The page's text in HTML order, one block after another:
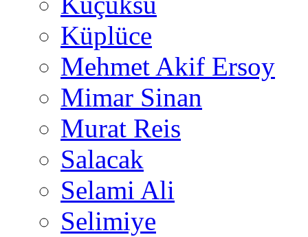
Küplüce
Mehmet Akif Ersoy
Mimar Sinan
Murat Reis
Salacak
Selami Ali
Selimiye